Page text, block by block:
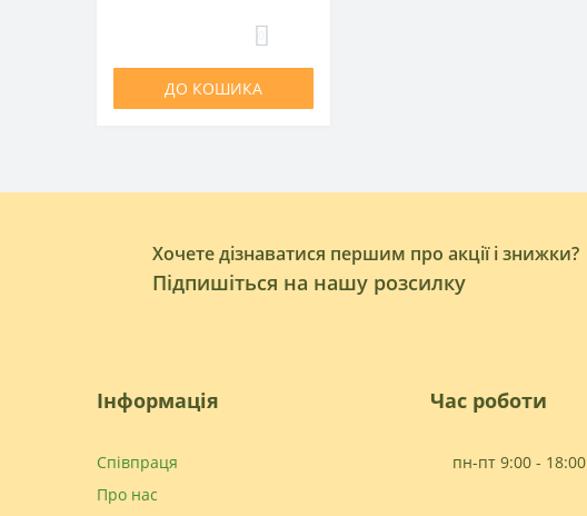
ДО КОШИКА
Хочете дізнаватися першим про акції і знижки?
Підпишіться на нашу розсилку
Інформація
Співпраця
Про нас
Час роботи
пн-пт 9:00 - 18:00